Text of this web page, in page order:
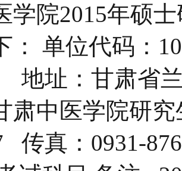
及药效物质基础研究 Z6M2 ①101思想政治理论②201英语一③307中医综合④--无 限招全日制统招医学门类本科毕业生 复试科目：方剂学 02方剂配伍规律及复方配伍的优化研究 03方证客观化及方剂临床应用研究 100505 中医诊断学 01中医四诊理论及应用研究 Z7M2 ①101思想政治理论②201英语一③307中医综合④--无 限招全日制统招医学门类本科毕业生 复试科目：中医诊断学 02中医证候理论及应用研究 03中医病证结合及动物模型研究 04脾胃病中医证候研究、脾胃病中医药防治及治 05诊法与辨证论治体系理论与临床应用研究 100601 中西医结合基础 01干细胞生物学性状及中医药调控作用研究 Z8M2 ①101思想政治理论②201英语一③306西医综合或307中医综合④--无 复试科目：病理学或中医学 同等学力考生加试科目：生理学，生物化学 02肿瘤生物学性状及中医药防治基础研究 03系统及分子生物学在中医药基础研究中的应用 105128 临床病理学 01肿瘤病理 Z4M1 ①101思想政治理论②201英语一③306西医综合或307中医综合④--无 限招全日制统招医学门类本科毕业生 复试科目：病理学 02心脑血管疾病病理 03感染性疾病病理 202中医临床学院 联系电话：0931-8765379 100502 中医临床基础 01经方防治肺系疾病的研究 Z4M1 ①101思想政治理论②201英语一③307中医综合④--无 限招全日制统招医学门类本科毕业生 复试科目：伤寒论或温病学 02经方防治消化系疾病、肿瘤及器官纤维化研究 100506 中医内科学 01糖尿病及其并发症中医药防治研究 Z7M1 ①101思想政治理论②201英语一③307中医综合④--无 复试科目：中医内科学 同等学力考生加试科目： 中医基础理论，方剂学 02心脑血管病中医药防治研究 03消化系统疾病中医药防治研究 04风湿病